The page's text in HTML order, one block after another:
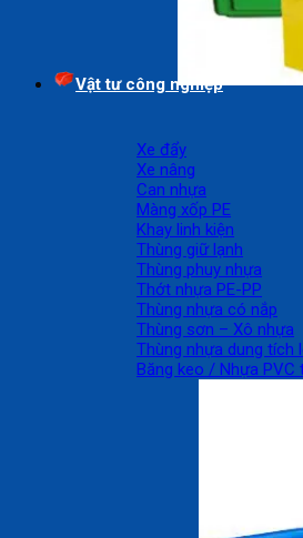
Vật tư công nghiệp
Xe đẩy
Xe nâng
Can nhựa
Màng xốp PE
Khay linh kiện
Thùng giữ lạnh
Thùng phuy nhựa
Thớt nhựa PE-PP
Thùng nhựa có nắp
Thùng sơn – Xô nhựa
Thùng nhựa dung tích
Băng keo / Nhựa PVC